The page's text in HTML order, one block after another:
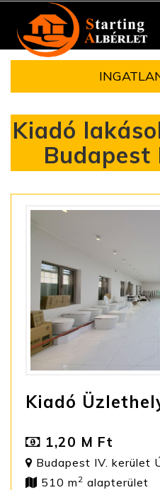
Kiadó
Budapest
Kiadó
1,20 M Ft
Budapest IV. kerület
510 m 2 alapterület